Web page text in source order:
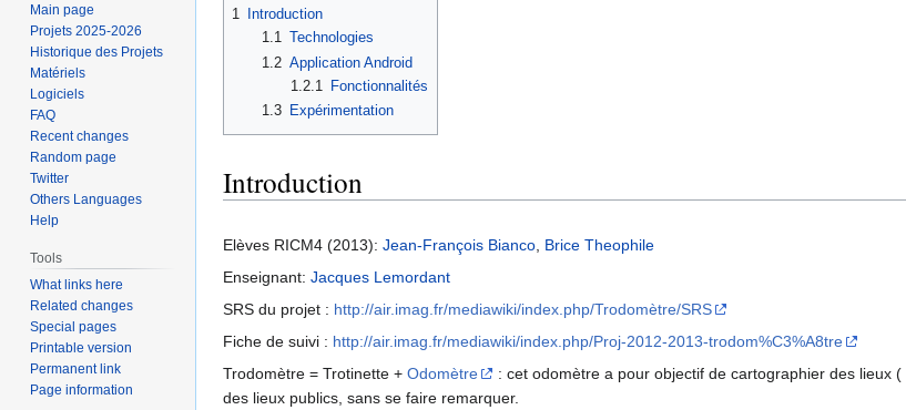
1
Introduction
1.1 Technologies
1.2 Application Android
1.2.1
Fonctionnalités
1.3
Expérimentation
Introduction
Elèves RICM4 (2013): Jean-François Bianco Brice Theophile
Enseignant: Jacques Lemordant
SRS du projet : http://air.imag.fr/mediawiki/index.php/Trodomètre/SRS
Fiche de suivi : http://air.imag.fr/mediawiki/index.php/Proj-2012-2013-trodom%C3%A8tre
Trodomètre = Trotinette + Odomètre
: cet odomètre a pour objectif de cartographier des lieux
des lieux publics, sans se faire remarquer.
Main page
Projets 2025-2026
Historique des Projets
Matériels
Logiciels
FAQ
Recent changes
Random page
Twitter
Others Languages
Help
Tools
What links here
Related changes
Special pages
Printable version
Permanent link
Page information